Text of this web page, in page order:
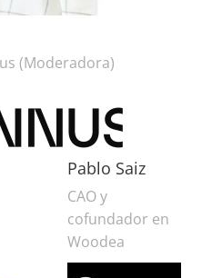
Pablo Saiz
CAO y
cofundador en
Woodea
(Moderadora)